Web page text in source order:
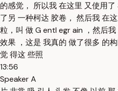
的感觉， 所以我 在这里 又使用
了另 一种柯达 胶卷， 然后我 在
粒，叫 做 G entl egr ain ，然后
效果 ，这是 我真的 做了很多 的
觉 得这 些照
13:56
Speaker A